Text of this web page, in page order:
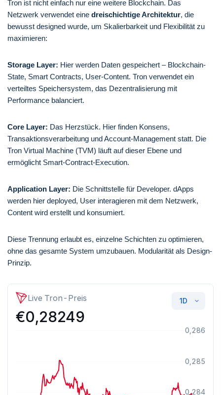
Tron ist nicht einfach nur eine weitere Blockchain. Das
Netzwerk verwendet eine dreischichtige Architektur, die
bewusst designed wurde, um Skalierbarkeit und Flexibilität zu
maximieren:
Storage Layer: Hier werden Daten gespeichert – Blockchain-
State, Smart Contracts, User-Content. Tron verwendet ein
verteiltes Speichersystem, das Dezentralisierung mit
Performance balanciert.
Core Layer: Das Herzstück. Hier finden Konsens,
Transaktionsverarbeitung und Account-Management statt. Die
Tron Virtual Machine (TVM) läuft auf dieser Ebene und
ermöglicht Smart-Contract-Execution.
Application Layer: Die Schnittstelle für Developer. dApps
werden hier deployed, User interagieren mit dem Netzwerk,
Content wird erstellt und konsumiert.
Diese Trennung erlaubt es, einzelne Schichten zu optimieren,
ohne das gesamte System umzubauen. Modularität als Design-
Prinzip.